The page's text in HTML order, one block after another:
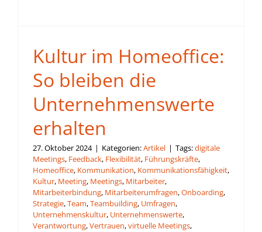
Kultur im Homeoffice:
So bleiben die
Unternehmenswerte
erhalten
27. Oktober 2024 | Kategorien:Artikel | Tags:digitale
Meetings, Feedback, Flexibilität, Führungskräfte,
Homeoffice, Kommunikation, Kommunikationsfähigkeit,
Kultur, Meeting, Meetings, Mitarbeiter,
Mitarbeiterbindung, Mitarbeiterumfragen,Onboarding,
Strategie,Team,Teambuilding, Umfragen,
Unternehmenskultur, Unternehmenswerte,
Verantwortung,Vertrauen,virtuelle Meetings,